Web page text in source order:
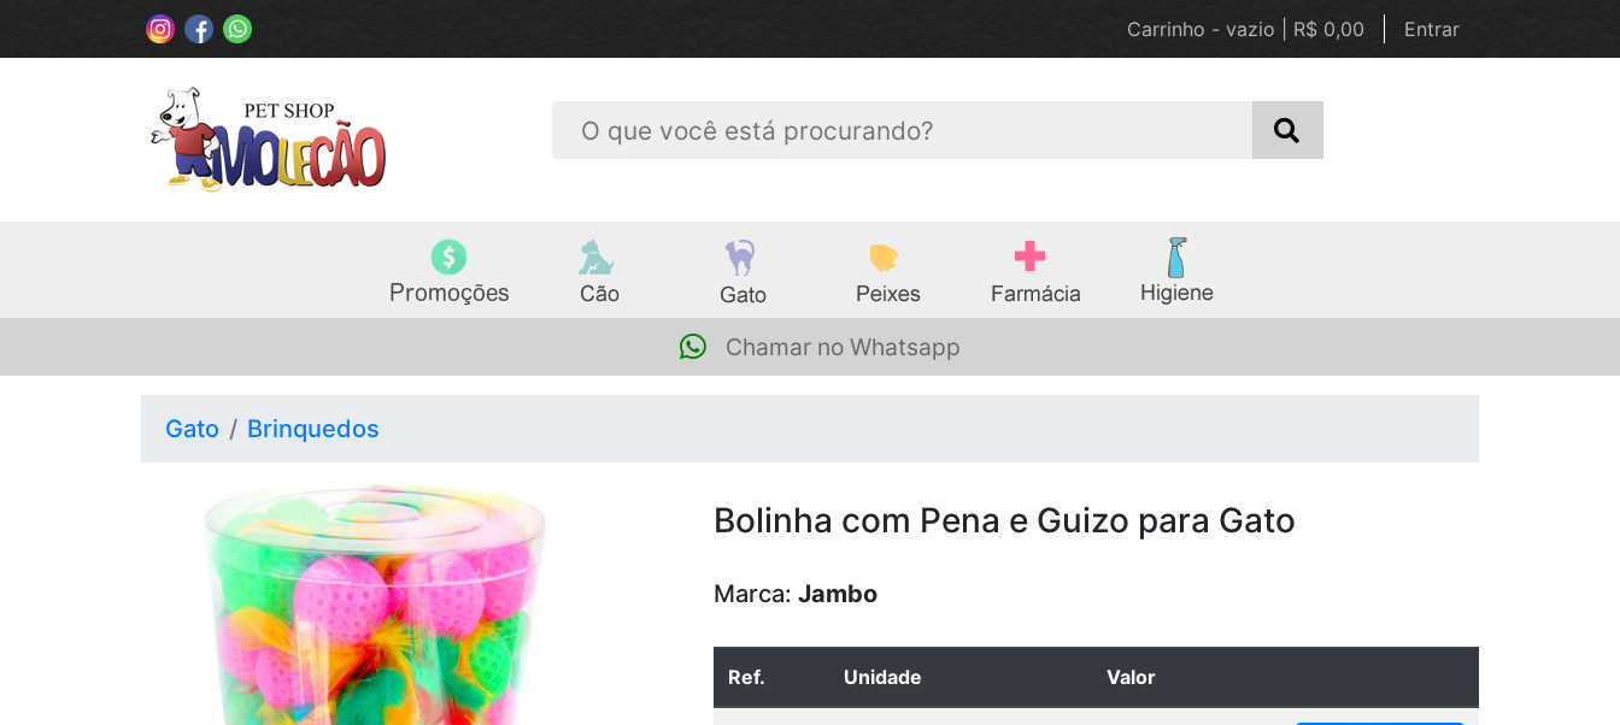
Carrinho - vazio | R$ 0,00 Entrar
Chamar no Whatsapp
Gato Brinquedos
Bolinha com Pena e Guizo para Gato
Marca: Jambo
Ref. Unidade Valor